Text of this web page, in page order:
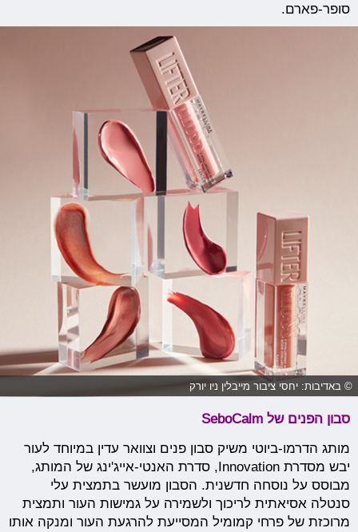
סופר-פארם.
© באדיבות: יחסי ציבור מייבלין ניו יורק
סבון הפנים של SeboCalm
מותג הדרמו-ביוטי משיק סבון פנים וצוואר עדין במיוחד לעור
יבש מסדרת Innovation, סדרת האנטי-אייג'ינג של המותג,
מבוסס על נוסחה חדשנית. הסבון מועשר בתמצית עלי
סנטלה אסיאתית לריכוך ולשמירה על גמישות העור ותמצית
מרוכזת של פרחי קמומיל המסייעת להרגעת העור ומנקה אותו